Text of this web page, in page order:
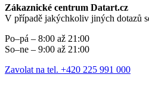
Zákaznické centrum Datart.cz
V případě jakýchkoliv jiných dotazů
Po–pá – 8:00 až 21:00
So–ne – 9:00 až 21:00
Zavolat na tel. +420 225 991 000